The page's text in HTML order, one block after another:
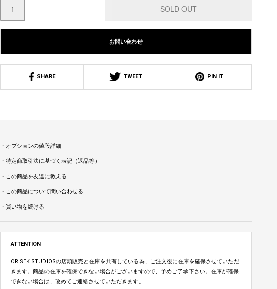
お問い合わせ
SHARE TWEET PIN IT
・オプションの値段詳細
・特定商取引法に基づく表記（返品等）
・この商品を友達に教える
・この商品について問い合わせる
・買い物を続ける
ATTENTION
ORISEK.STUDIOSの店頭販売と在庫を共有している為、ご注文後に在庫を確保させていただ
きます。商品の在庫を確保できない場合がございますので、予めご了承下さい。在庫が確保
できない場合は、改めてご連絡させていただきます。